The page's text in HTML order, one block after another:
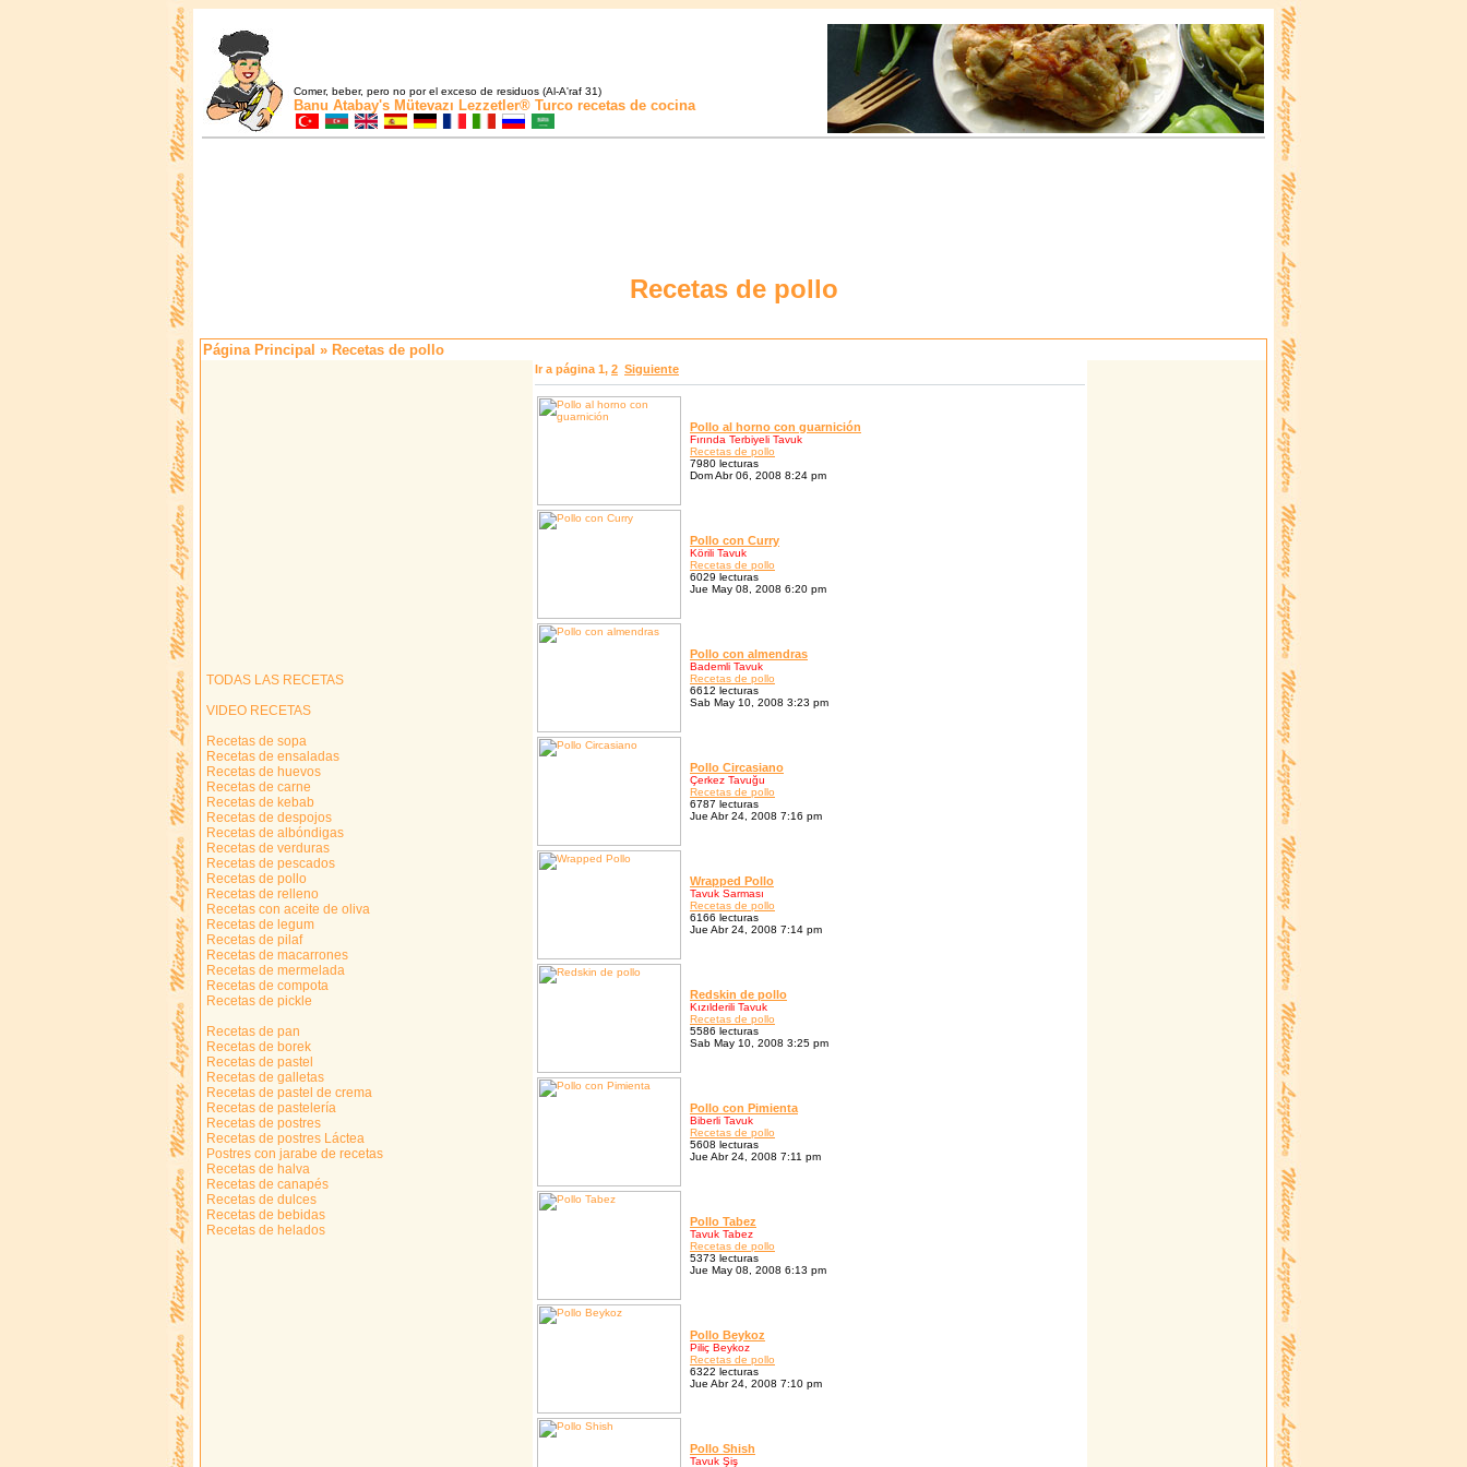
Comer, beber, pero no por el exceso de residuos (Al-A'raf 31)
Banu Atabay's Mütevazı Lezzetler® Turco recetas de cocina
Recetas de pollo
Página Principal » Recetas de pollo
TODAS LAS RECETAS
VIDEO RECETAS
Recetas de sopa
Recetas de ensaladas
Recetas de huevos
Recetas de carne
Recetas de kebab
Recetas de despojos
Recetas de albóndigas
Recetas de verduras
Recetas de pescados
Recetas de pollo
Recetas de relleno
Recetas con aceite de oliva
Recetas de legum
Recetas de pilaf
Recetas de macarrones
Recetas de mermelada
Recetas de compota
Recetas de pickle
Recetas de pan
Recetas de borek
Recetas de pastel
Recetas de galletas
Recetas de pastel de crema
Recetas de pastelería
Recetas de postres
Recetas de postres Láctea
Postres con jarabe de recetas
Recetas de halva
Recetas de canapés
Recetas de dulces
Recetas de bebidas
Recetas de helados
Ir a página1, 2 Siguiente
Pollo al horno con guarnición
Fırında Terbiyeli Tavuk
Recetas de pollo
7980 lecturas
Dom Abr 06, 2008 8:24 pm
Pollo con Curry
Körili Tavuk
Recetas de pollo
6029 lecturas
Jue May 08, 2008 6:20 pm
Pollo con almendras
Bademli Tavuk
Recetas de pollo
6612 lecturas
Sab May 10, 2008 3:23 pm
Pollo Circasiano
Çerkez Tavuğu
Recetas de pollo
6787 lecturas
Jue Abr 24, 2008 7:16 pm
Wrapped Pollo
Tavuk Sarması
Recetas de pollo
6166 lecturas
Jue Abr 24, 2008 7:14 pm
Redskin de pollo
Kızılderili Tavuk
Recetas de pollo
5586 lecturas
Sab May 10, 2008 3:25 pm
Pollo con Pimienta
Biberli Tavuk
Recetas de pollo
5608 lecturas
Jue Abr 24, 2008 7:11 pm
Pollo Tabez
Tavuk Tabez
Recetas de pollo
5373 lecturas
Jue May 08, 2008 6:13 pm
Pollo Beykoz
Piliç Beykoz
Recetas de pollo
6322 lecturas
Jue Abr 24, 2008 7:10 pm
Pollo Shish
Tavuk Şiş